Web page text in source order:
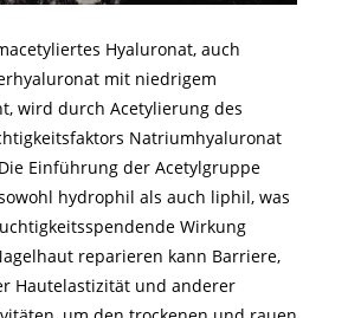
Hyaluronat, auch
mit niedrigem
wird durch Acetylierung des
Natriumhyaluronat
Einführung der Acetylgruppe
hydrophil als auch liphil, was
Wirkung
reparieren kann Barriere,
Hautelastizität und anderer